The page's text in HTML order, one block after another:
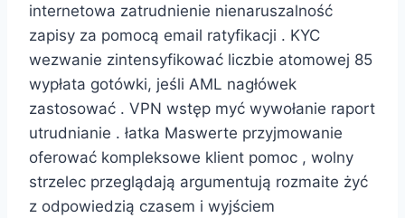
internetowa zatrudnienie nienaruszalność
zapisy za pomocą email ratyfikacji . KYC
wezwanie zintensyfikować liczbie atomowej 85
wypłata gotówki, jeśli AML nagłówek
zastosować . VPN wstęp myć wywołanie raport
utrudnianie . łatka Maswerte przyjmowanie
oferować kompleksowe klient pomoc , wolny
strzelec przeglądają argumentują rozmaite żyć
z odpowiedzią czasem i wyjściem